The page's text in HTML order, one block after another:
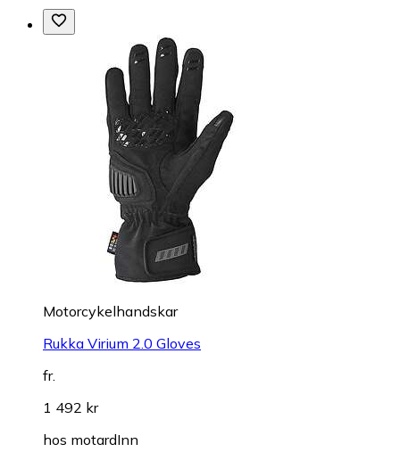
Motorcykelhandskar
Rukka Virium 2.0 Gloves
fr.
1 492 kr
hos motardInn